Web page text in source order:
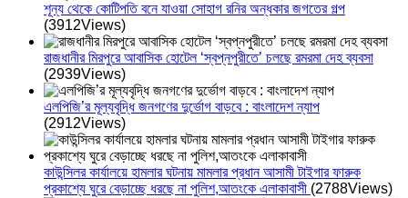
শূন্য থেকে কোটিপতি বনে যাওয়া সোহাগ রনির অন্ধকার জগতের গল্প
(3912Views)
রাজধানীর মিরপুরে আবাসিক হোটেল ‘স্বপ্নপুরীতে’ চলছে রমরমা দেহ ব্যবসা
(2939Views)
এলপিজি’র মূল্যবৃদ্ধি জনগণের দুর্ভোগ বাড়বে : বাংলাদেশ ন্যাপ
(2912Views)
কাউন্সিলর কার্যালয়ে হামলার ঘটনায় মামলার প্রধান আসামী টাইগার ফারুক
প্রকাশ্যে ঘুরে বেড়াচ্ছে ধরছে না পুলিশ,আতংকে এলাকাবাসী (2788Views)